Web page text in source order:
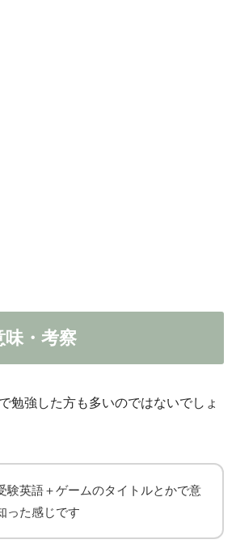
・考察
勉強した方も多いのではないでしょ
験英語＋ゲームのタイトルとかで意
った感じです